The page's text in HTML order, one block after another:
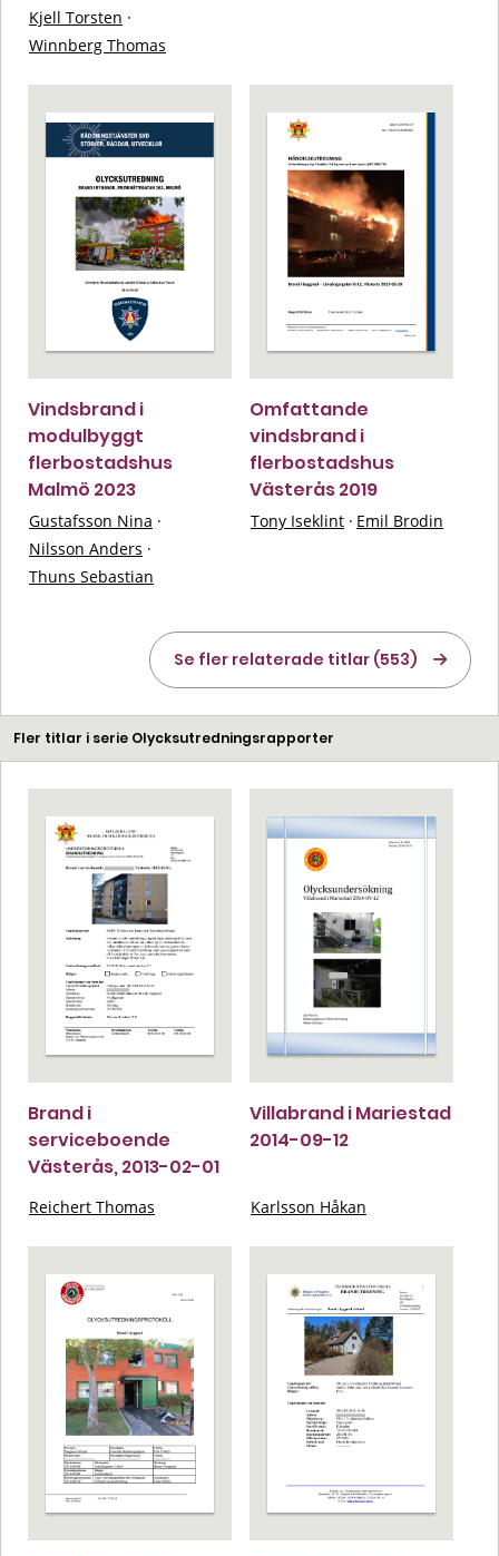
Kjell Torsten ·
Winnberg Thomas
Vindsbrand i
modulbyggt
flerbostadshus
Malmö 2023
Gustafsson Nina ·
Nilsson Anders ·
Thuns Sebastian
Omfattande
vindsbrand i
flerbostadshus
Västerås 2019
Tony Iseklint · Emil Brodin
Se fler relaterade titlar (553)
Fler titlar i serie Olycksutredningsrapporter
Brand i
serviceboende
Västerås, 2013-02-01
Reichert Thomas
Villabrand i Mariestad
2014-09-12
Karlsson Håkan